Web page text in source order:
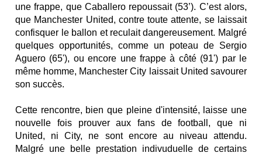
une frappe, que Caballero repoussait (53’). C’est alors,
que Manchester United, contre toute attente, se laissait
confisquer le ballon et reculait dangereusement. Malgré
quelques opportunités, comme un poteau de Sergio
Aguero (65'), ou encore une frappe à côté (91') par le
même homme, Manchester City laissait United savourer
son succès.
Cette rencontre, bien que pleine d'intensité, laisse une
nouvelle fois prouver aux fans de football, que ni
United, ni City, ne sont encore au niveau attendu.
Malgré une belle prestation indivuduelle de certains